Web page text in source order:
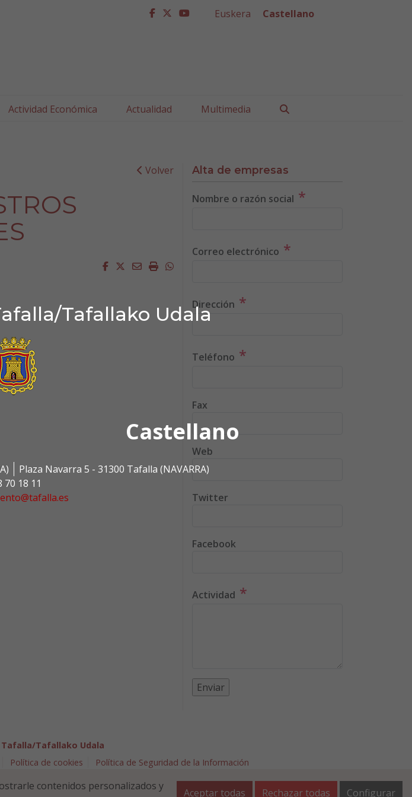
Tafallako Udala
Castellano
Plaza Navarra 5 - 31300 Tafalla (NAVARRA)
70 18 11
facebook
twitter
youtube
Euskera Castellano
Actividad Económica Actualidad Multimedia
Volver
Facebook
Twitter
EmailImprimirWhatsapp
Alta de empresas
Nombre o razón social *
Correo electrónico *
Dirección *
Teléfono *
Fax
Web
Twitter
Facebook
Actividad *
Tafallako Udala
Política de cookies
Política de Seguridad de la Información
ayuntamiento@tafalla.es
contenidos personalizados y
Aceptar todas Rechazar todas Configurar